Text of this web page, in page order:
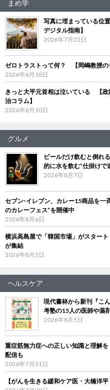
まめ学
写真に埋まっている位
デジタル指南】
2026年7月22日
ゼロトラストって何？ 【岡嶋教授の
2026年6月18日
きっと大平元首相は泣いている 【政
治コラム】
2026年6月10日
グルメ
ビールだけ飲むと倒れ
的に水を飲む”仕掛けで
2026年8月7日
セブン‐イレブン、カレー15商品を
のカレーフェス”を開催中
2026年8月6日
横浜高島屋で「韓国市場」がスター
が集結
2026年8月5日
ヘルスケア
現代書林から新刊『こ
考塾の15人の医師や薬
2026年8月5日
重症筋無力症への正しい知識と理解
配信も
2026年7月31日
【がんを生きる緩和ケア医・大橋洋